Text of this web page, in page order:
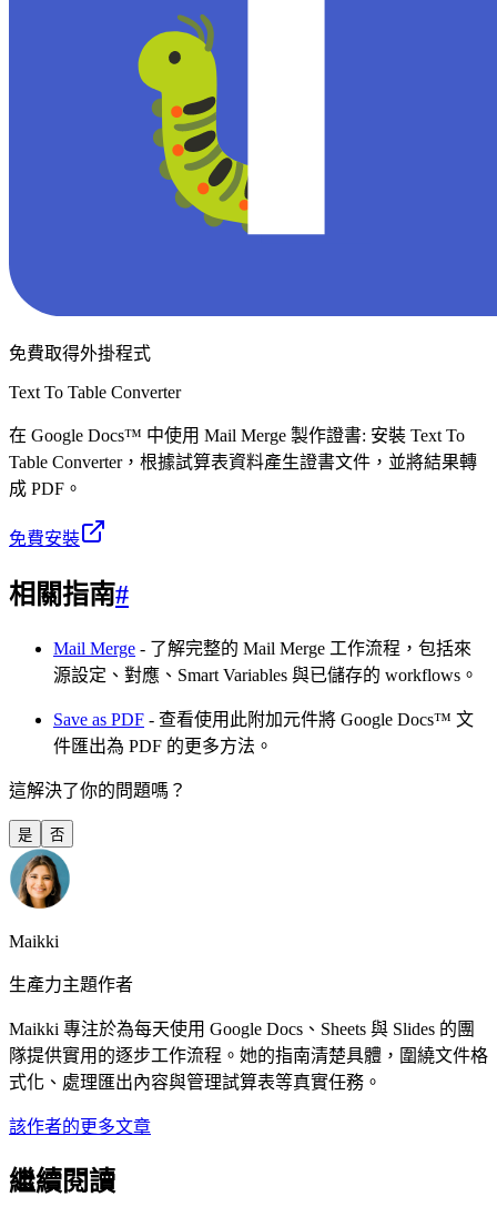
免費取得外掛程式
Text To Table Converter
在 Google Docs™ 中使用 Mail Merge 製作證書: 安裝 Text To
Table Converter，根據試算表資料產生證書文件，並將結果轉
成 PDF。
免費安裝
相關指南#
Mail Merge - 了解完整的 Mail Merge 工作流程，包括來
源設定、對應、Smart Variables 與已儲存的 workflows。
Save as PDF - 查看使用此附加元件將 Google Docs™ 文
件匯出為 PDF 的更多方法。
這解決了你的問題嗎？
是 否
Maikki
生產力主題作者
Maikki 專注於為每天使用 Google Docs、Sheets 與 Slides 的團
隊提供實用的逐步工作流程。她的指南清楚具體，圍繞文件格
式化、處理匯出內容與管理試算表等真實任務。
該作者的更多文章
繼續閱讀